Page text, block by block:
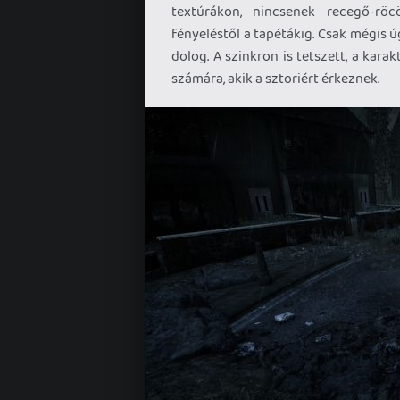
textúrákon, nincsenek recegő-
fényeléstől a tapétákig. Csak mégis
dolog. A szinkron is tetszett, a
számára, akik a sztoriért érkeznek.